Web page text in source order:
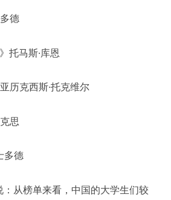
德
托马斯·库恩
历克西斯·托克维尔
思
多德
从榜单来看，中国的大学生们较